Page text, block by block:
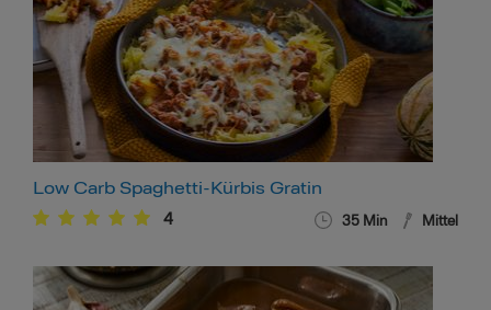
Low Carb Spaghetti-Kürbis Gratin
4 35 Min Mittel